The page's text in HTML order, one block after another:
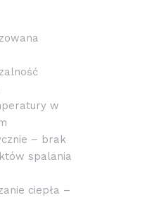
w
– brak
spalania
ciepła –